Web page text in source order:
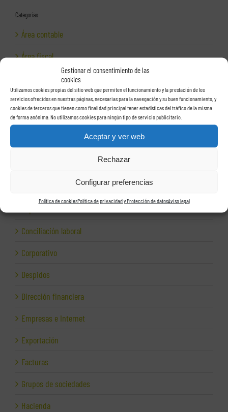
Gestionar el consentimiento de las
cookies
Utilizamos cookies propias del sitio web que permiten el funcionamiento y la prestación de los
servicios ofrecidos en nuestras páginas, necesarias para la navegación y su buen funcionamiento, y
cookies de terceros que tienen como finalidad principal tener estadísticas del tráfico de la misma
de forma anónima. No utilizamos cookies para ningún tipo de servicio publicitario.
Aceptar y ver web
Rechazar
Configurar preferencias
Política de cookiesPolítica de privacidad y Protección de datosAviso legal
Categorías
Área contable
Área fiscal
Área laboral
Auditoría laboral
Ayudas a empresas
Conciliación laboral
Corporativo
Despidos
Dirección financiera
Empresas e Internet
Exportación
Facturas
Grupos de sociedades
Hacienda